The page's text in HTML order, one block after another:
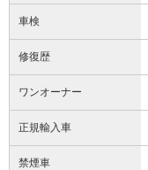
車検
修復歴
ワンオーナー
正規輸入車
禁煙車